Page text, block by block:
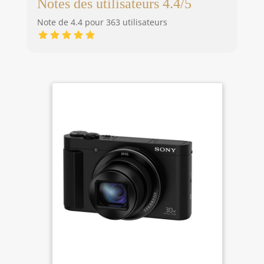
Notes des utilisateurs 4.4/5
Note de 4.4 pour 363 utilisateurs